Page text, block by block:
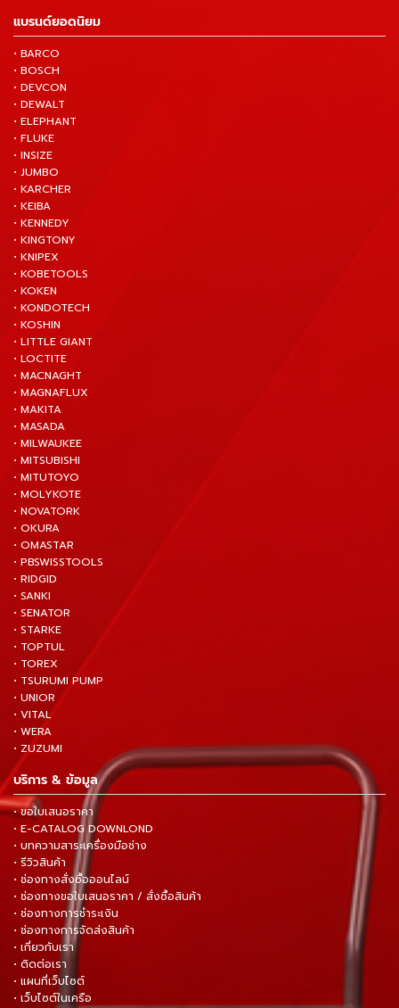
แบรนด์ยอดนิยม
• BARCO
• BOSCH
• DEVCON
• DEWALT
• ELEPHANT
• FLUKE
• INSIZE
• JUMBO
• KARCHER
• KEIBA
• KENNEDY
• KINGTONY
• KNIPEX
• KOBETOOLS
• KOKEN
• KONDOTECH
• KOSHIN
• LITTLE GIANT
• LOCTITE
• MACNAGHT
• MAGNAFLUX
• MAKITA
• MASADA
• MILWAUKEE
• MITSUBISHI
• MITUTOYO
• MOLYKOTE
• NOVATORK
• OKURA
• OMASTAR
• PBSWISSTOOLS
• RIDGID
• SANKI
• SENATOR
• STARKE
• TOPTUL
• TOREX
• TSURUMI PUMP
• UNIOR
• VITAL
• WERA
• ZUZUMI
บริการ & ข้อมูล
• ขอใบเสนอราคา
• E-CATALOG DOWNLOND
• บทความสาระเครื่องมือช่าง
• รีวิวสินค้า
• ช่องทางสั่งซื้อออนไลน์
• ช่องทางขอใบเสนอราคา / สั่งซื้อสินค้า
• ช่องทางการชำระเงิน
• ช่องทางการจัดส่งสินค้า
• เกี่ยวกับเรา
• ติดต่อเรา
• แผนที่เว็บไซต์
• เว็บไซต์ในเครือ